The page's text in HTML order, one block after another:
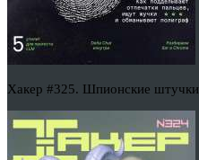
Хакер #325. Шпионские штучки